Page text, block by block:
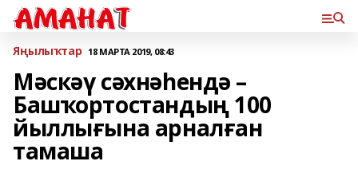
Яңылыҡтар 18 МАРТА 2019, 08:43
Мәскәү сәхнәһендә –
Башҡортостандың 100
йыллығына арналған
тамаша